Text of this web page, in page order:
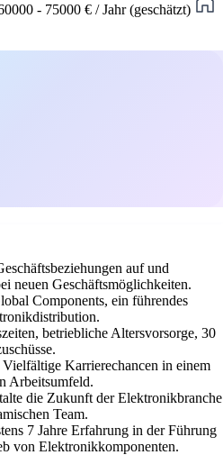
- 75000 € / Jahr (geschätzt)
auf und
neuen Geschäftsmöglichkeiten.
Components, ein führendes
betriebliche Altersvorsorge, 30
Vielfältige Karrierechancen in einem
Arbeitsumfeld.
die Zukunft der Elektronikbranche
Team.
7 Jahre Erfahrung in der Führung
von Elektronikkomponenten.